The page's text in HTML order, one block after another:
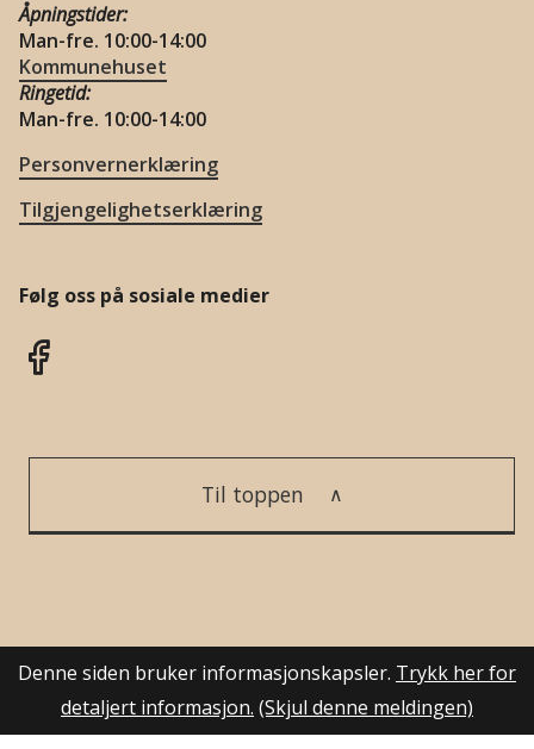
Åpningstider:
Man-fre. 10:00-14:00
Kommunehuset
Ringetid:
Man-fre. 10:00-14:00
Personvernerklæring
Tilgjengelighetserklæring
Følg oss på sosiale medier
Til toppen
Denne siden bruker informasjonskapsler. Trykk her for
detaljert informasjon. (Skjul denne meldingen)